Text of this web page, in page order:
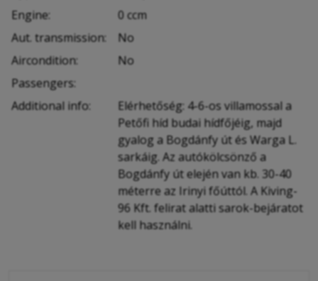
Engine:
0 ccm
Aut. transmission:
No
Aircondition:
No
Passengers:
Additional info:
Elérhetőség: 4-6-os villamossal a
Petőfi híd budai hídfőjéig, majd
gyalog a Bogdánfy út és Warga L.
sarkáig. Az autókölcsönző a
Bogdánfy út elején van kb. 30-40
méterre az Irinyi főúttól. A Kiving-
96 Kft. felirat alatti sarok-bejáratot
kell használni.